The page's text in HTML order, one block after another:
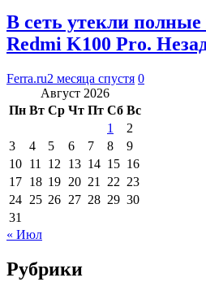
В сеть утекли
Redmi K100 Pro.
Ferra.ru2 месяца спустя 0
Август 2026
Пн Вт Ср Чт Пт Сб Вс
1
2
3
4 5 6 7 8
9
10 11 12 13 14 15 16
17 18 19 20 21 22 23
24 25 26 27 28 29 30
31
« Июл
Рубрики